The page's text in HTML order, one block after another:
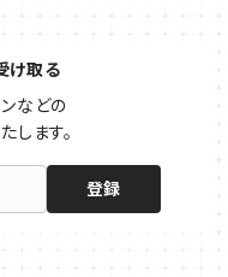
け取る
などの
します。
登録